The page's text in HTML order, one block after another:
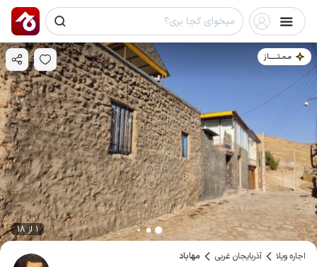
مـمـتــــــاز
1 از 18
اجاره ویلا آذربایجان غربی مهاباد